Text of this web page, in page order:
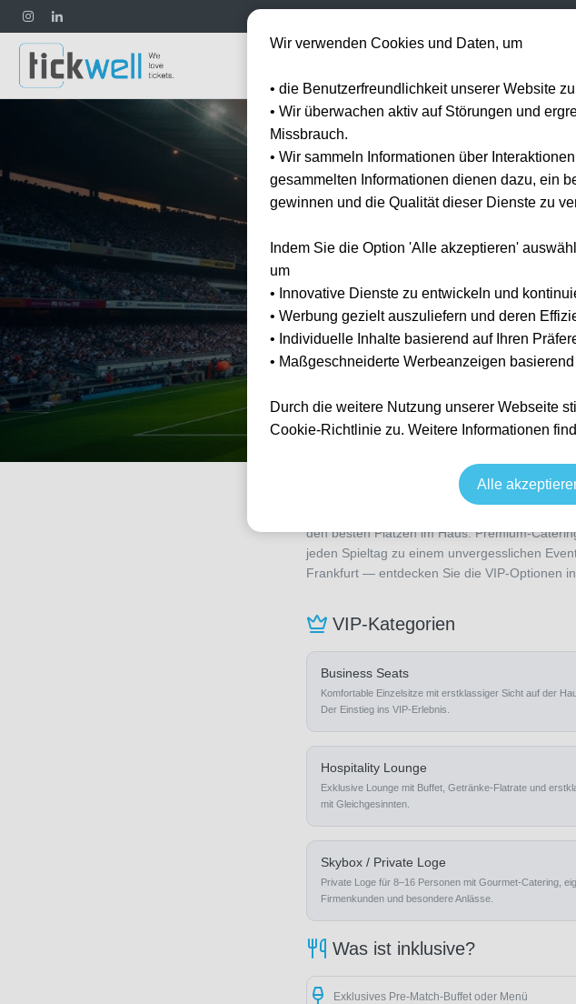
Bundesliga VIP
3 Min. LesezeitMin. Lesezeit
den besten Plätzen im Haus. Premium-
jeden Spieltag zu einem unvergesslichen
Frankfurt — entdecken Sie die VIP-Optionen
VIP-Kategorien
Business Seats
Komfortable Einzelsitze mit erstklassiger Sicht auf der
Der Einstieg ins VIP-Erlebnis.
Hospitality Lounge
Exklusive Lounge mit Buffet, Getränke-Flatrate und
mit Gleichgesinnten.
Skybox / Private Loge
Private Loge für 8–16 Personen mit Gourmet-Catering,
Firmenkunden und besondere Anlässe.
Was ist inklusive?
Exklusives Pre-Match-Buffet oder Menü
Wir verwenden Cookies und Daten, um
• die Benutzerfreundlichkeit unserer Website
• Wir überwachen aktiv auf Störungen und
Missbrauch.
• Wir sammeln Informationen über
gesammelten Informationen dienen dazu, ein
gewinnen und die Qualität dieser Dienste zu
Indem Sie die Option 'Alle akzeptieren'
um
• Innovative Dienste zu entwickeln und
• Werbung gezielt auszuliefern und deren
• Individuelle Inhalte basierend auf Ihren
• Maßgeschneiderte Werbeanzeigen
Durch die weitere Nutzung unserer Webseite
Cookie-Richtlinie zu. Weitere Informationen
Alle